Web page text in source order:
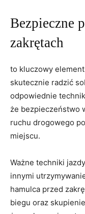
Bezpieczne
zakrętach
to kluczowy
‌skutecznie radzić
odpowiednie
że ⁣bezpieczeństwo
ruchu drogowego
miejscu.
Ważne ⁤techniki⁤
innymi
hamulca przed
biegu oraz